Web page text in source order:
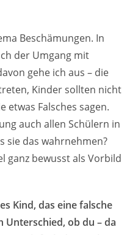
Beschämungen. In
der Umgang mit
gehe ich aus – die
Kinder sollten nicht
etwas Falsches sagen.
auch allen Schülern in
sie das wahrnehmen?
ganz bewusst als Vorbild
Kind, das eine falsche
ob du – da